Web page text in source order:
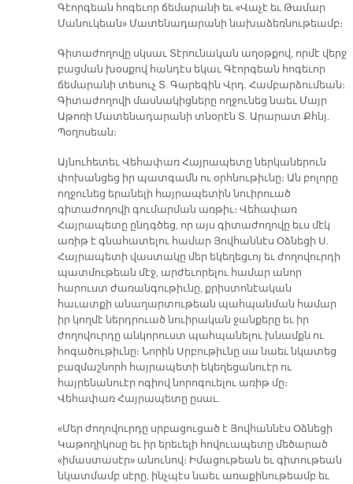
Գէորգեան հոգեւոր ճեմարանի եւ «Վաչէ եւ Թամար
Մանուկեան» Մատենադարանի նախաձեռնութեամբ։
Գիտաժողովը սկսաւ Տէրունական աղօթքով, որմէ վերջ
բացման խօսքով հանդէս եկաւ Գէորգեան հոգեւոր
ճեմարանի տեսուչ Տ. Գարեգին Վրդ. Համբարձումեան։
Գիտաժողովի մասնակիցները ողջունեց նաեւ Մայր
Աթոռի Մատենադարանի տնօրէն Տ. Արարատ Քհնյ.
Պօղոսեան։
Այնուհետեւ Վեհափառ Հայրապետը ներկաներուն
փոխանցեց իր պատգամն ու օրհնութիւնը։ Ան բոլորը
ողջունեց երանելի հայրապետին նուիրուած
գիտաժողովի գումարման առթիւ։ Վեհափառ
Հայրապետը ընդգծեց, որ այս գիտաժողովը եւս մէկ
առիթ է գնահատելու համար Յովհաննէս Օձնեցի Ս.
Հայրապետի վաստակը մեր եկեղեցւոյ եւ ժողովուրդի
պատմութեան մէջ, արժեւորելու համար անոր
հարուստ ժառանգութիւնը, քրիստոնէական
հաւատքի անաղարտութեան պահպանման համար
իր կողմէ ներդրուած նուիրական ջանքերը եւ իր
ժողովուրդը անկորուստ պահպանելու խնամքն ու
հոգածութիւնը։ Նորին Սրբութիւնը սա նաեւ նկատեց
բազմաշնորհ հայրապետի եկեղեցանուէր ու
հայրենանուէր ոգիով նորոգուելու առիթ մը։
Վեհափառ Հայրապետը ըսաւ.
«Մեր ժողովուրդը սրբացուցած է Յովհաննէս Օձնեցի
Կաթողիկոսը եւ իր երեւելի հովուապետը մեծարած
«իմաստասէր» անունով։ Իմացութեան եւ գիտութեան
նկատմամբ սէրը, ինչպէս նաեւ առաքինութեամբ եւ